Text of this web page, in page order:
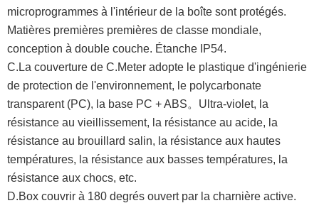
microprogrammes à l'intérieur de la boîte sont protégés.
Matières premières premières de classe mondiale,
conception à double couche. Étanche IP54.
C.La couverture de C.Meter adopte le plastique d'ingénierie
de protection de l'environnement, le polycarbonate
transparent (PC), la base PC + ABS。Ultra-violet, la
résistance au vieillissement, la résistance au acide, la
résistance au brouillard salin, la résistance aux hautes
températures, la résistance aux basses températures, la
résistance aux chocs, etc.
D.Box couvrir à 180 degrés ouvert par la charnière active.